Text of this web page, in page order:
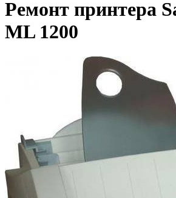
Ремонт принтера
ML 1200